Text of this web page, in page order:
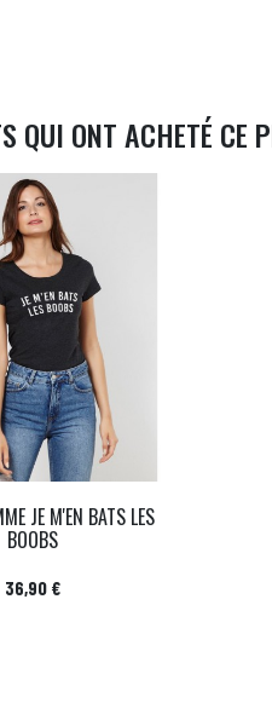
QUI ONT ACHETÉ CE
JE M'EN BATS LES
BOOBS
Prix
36,90 €